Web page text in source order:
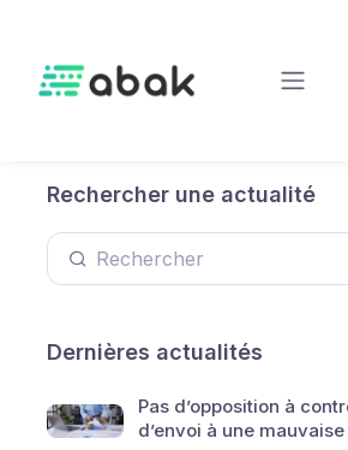
Rechercher une actualité
Dernières actualités
Pas d’opposition à
d’envoi à une